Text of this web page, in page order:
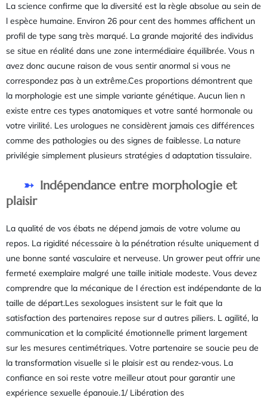
La science confirme que la diversité est la règle absolue au sein de
l espèce humaine. Environ 26 pour cent des hommes affichent un
profil de type sang très marqué. La grande majorité des individus
se situe en réalité dans une zone intermédiaire équilibrée. Vous n
avez donc aucune raison de vous sentir anormal si vous ne
correspondez pas à un extrême.Ces proportions démontrent que
la morphologie est une simple variante génétique. Aucun lien n
existe entre ces types anatomiques et votre santé hormonale ou
votre virilité. Les urologues ne considèrent jamais ces différences
comme des pathologies ou des signes de faiblesse. La nature
privilégie simplement plusieurs stratégies d adaptation tissulaire.
Indépendance entre morphologie et
plaisir
La qualité de vos ébats ne dépend jamais de votre volume au
repos. La rigidité nécessaire à la pénétration résulte uniquement d
une bonne santé vasculaire et nerveuse. Un grower peut offrir une
fermeté exemplaire malgré une taille initiale modeste. Vous devez
comprendre que la mécanique de l érection est indépendante de la
taille de départ.Les sexologues insistent sur le fait que la
satisfaction des partenaires repose sur d autres piliers. L agilité, la
communication et la complicité émotionnelle priment largement
sur les mesures centimétriques. Votre partenaire se soucie peu de
la transformation visuelle si le plaisir est au rendez-vous. La
confiance en soi reste votre meilleur atout pour garantir une
expérience sexuelle épanouie.1/ Libération des